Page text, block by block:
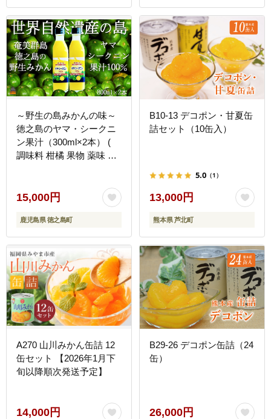
崎県 日南市 送料無料
_BAV2-24
～野生の島みかんの味～
徳之島のヤマ・シークニ
ン果汁（300ml×2本） (
調味料 柑橘 果物 薬味 果
マシークニン 奄美 鹿児島
鍋 焼き魚 料理 お酒 焼酎
酸味 ダイキチ食品 )
15,000円
鹿児島県 徳之島町
B10-13 デコポン・甘夏缶
詰セット（10缶入）
5.0 （1）
13,000円
熊本県 芦北町
A270 山川みかん缶詰 12
缶セット 【2026年1月下
旬以降順次発送予定】
14,000円
B29-26 デコポン缶詰（24
缶）
26,000円